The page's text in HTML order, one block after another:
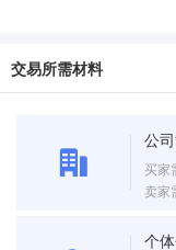
交易所需材料
公
买家
卖家
个